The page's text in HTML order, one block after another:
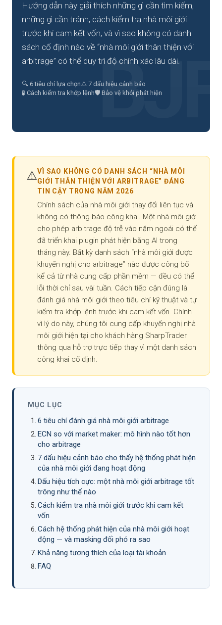
Hướng dẫn này giải thích những gì cần tìm kiếm,
những gì cần tránh, cách kiểm tra nhà môi giới
trước khi cam kết vốn, và vì sao không có danh
sách cố định nào về “nhà môi giới thân thiện với
arbitrage” có thể duy trì độ chính xác lâu dài.
🔍 6 tiêu chí lựa chọn⚠️ 7 dấu hiệu cảnh báo
🧪 Cách kiểm tra khớp lệnh🛡️ Bảo vệ khỏi phát hiện
⚠️VÌ SAO KHÔNG CÓ DANH SÁCH “NHÀ MÔI
GIỚI THÂN THIỆN VỚI ARBITRAGE” ĐÁNG
TIN CẬY TRONG NĂM 2026
Chính sách của nhà môi giới thay đổi liên tục và
không có thông báo công khai. Một nhà môi giới
cho phép arbitrage độ trễ vào năm ngoái có thể
đã triển khai plugin phát hiện bằng AI trong
tháng này. Bất kỳ danh sách “nhà môi giới được
khuyến nghị cho arbitrage” nào được công bố —
kể cả từ nhà cung cấp phần mềm — đều có thể
lỗi thời chỉ sau vài tuần. Cách tiếp cận đúng là
đánh giá nhà môi giới theo tiêu chí kỹ thuật và tự
kiểm tra khớp lệnh trước khi cam kết vốn. Chính
vì lý do này, chúng tôi cung cấp khuyến nghị nhà
môi giới hiện tại cho khách hàng SharpTrader
thông qua hỗ trợ trực tiếp thay vì một danh sách
công khai cố định.
MỤC LỤC
6 tiêu chí đánh giá nhà môi giới arbitrage
ECN so với market maker: mô hình nào tốt hơn
cho arbitrage
7 dấu hiệu cảnh báo cho thấy hệ thống phát hiện
của nhà môi giới đang hoạt động
Dấu hiệu tích cực: một nhà môi giới arbitrage tốt
trông như thế nào
Cách kiểm tra nhà môi giới trước khi cam kết
vốn
Cách hệ thống phát hiện của nhà môi giới hoạt
động — và masking đối phó ra sao
Khả năng tương thích của loại tài khoản
FAQ